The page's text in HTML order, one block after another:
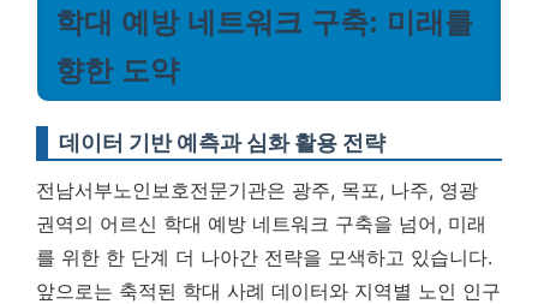
학대 예방 네트워크 구축: 미래를
향한 도약
데이터 기반 예측과 심화 활용 전략
전남서부노인보호전문기관은 광주, 목포, 나주, 영광
권역의 어르신 학대 예방 네트워크 구축을 넘어, 미래
를 위한 한 단계 더 나아간 전략을 모색하고 있습니다.
앞으로는 축적된 학대 사례 데이터와 지역별 노인 인구